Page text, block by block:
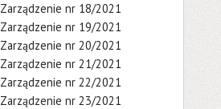
Zarządzenie nr 18/2021
Zarządzenie nr 19/2021
Zarządzenie nr 20/2021
Zarządzenie nr 21/2021
Zarządzenie nr 22/2021
Zarządzenie nr 23/2021